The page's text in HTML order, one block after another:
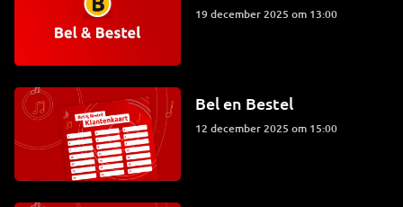
19 december 2025 om 13:00
Bel en Bestel
12 december 2025 om 15:00